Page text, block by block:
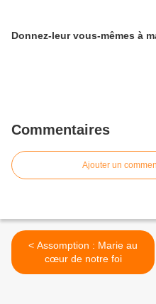
Donnez-leur vous-mêmes à
Commentaires
Ajouter un
< Assomption : Marie au
cœur de notre foi